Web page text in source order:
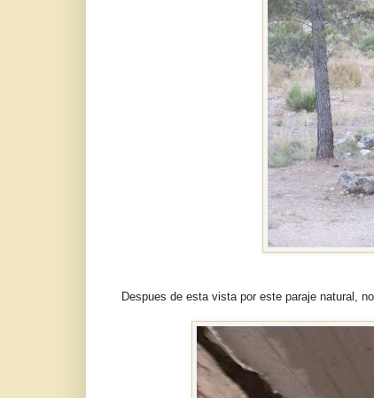
Despues de esta vista por este paraje natural,